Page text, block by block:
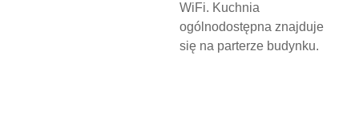
WiFi. Kuchnia
ogólnodostępna znajduje
się na parterze budynku.